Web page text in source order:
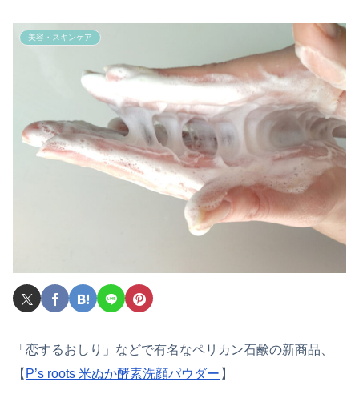
美容・スキンケア
「恋するおしり」などで有名なペリカン石鹸の新商品、
【 P’s roots 米ぬか酵素洗顔パウダー 】